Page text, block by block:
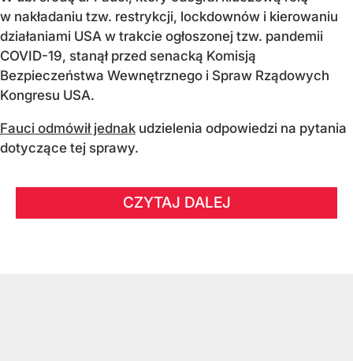
w nakładaniu tzw. restrykcji, lockdownów i kierowaniu
działaniami USA w trakcie ogłoszonej tzw. pandemii
COVID-19, stanął przed senacką Komisją
Bezpieczeństwa Wewnętrznego i Spraw Rządowych
Kongresu USA.
Fauci odmówił jednak udzielenia odpowiedzi na pytania
dotyczące tej sprawy.
CZYTAJ DALEJ